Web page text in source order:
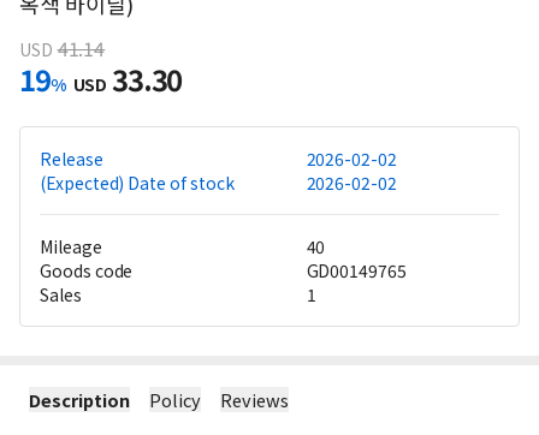
USD 41.14
19% USD 33.30
Release
2026-02-02
(Expected) Date of stock
2026-02-02
Mileage
40
Goods code
GD00149765
Sales
1
Description Policy Reviews